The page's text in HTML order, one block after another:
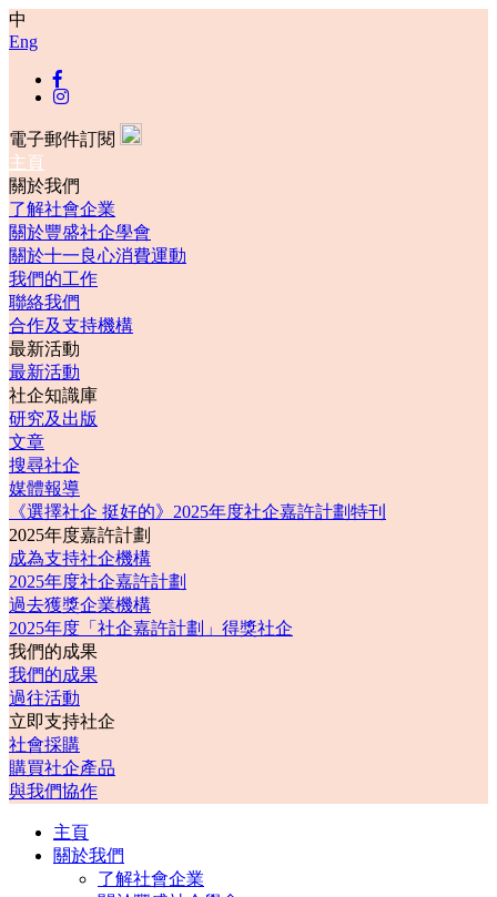
中
Eng
電子郵件訂閱
主頁
關於我們
了解社會企業
關於豐盛社企學會
關於十一良心消費運動
我們的工作
聯絡我們
合作及支持機構
最新活動
最新活動
社企知識庫
研究及出版
文章
搜尋社企
媒體報導
《選擇社企 挺好的》2025年度社企嘉許計劃特刊
2025年度嘉許計劃
成為支持社企機構
2025年度社企嘉許計劃
過去獲獎企業機構
2025年度「社企嘉許計劃」得獎社企
我們的成果
我們的成果
過往活動
立即支持社企
社會採購
購買社企產品
與我們協作
主頁
關於我們
了解社會企業